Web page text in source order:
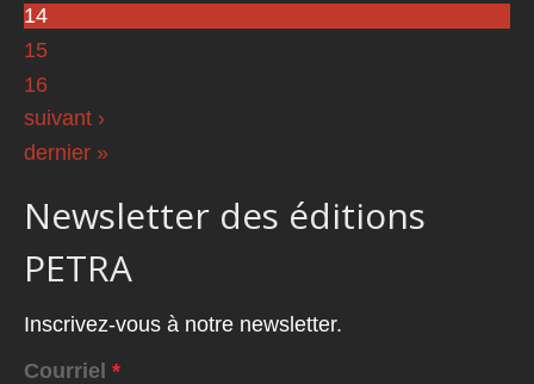
14
15
16
suivant ›
dernier »
Newsletter des éditions
PETRA
Inscrivez-vous à notre newsletter.
Courriel *